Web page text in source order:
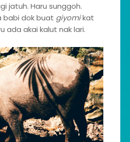
jatuh. Haru sunggoh.
babi dok buat giyomikat
ada akai kalut nak lari.